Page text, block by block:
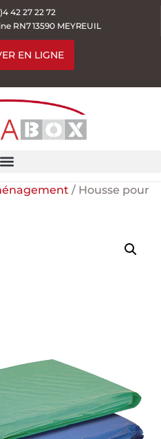
42 27 22 72
RN7 13590 MEYREUIL
EN LIGNE
/ Housse pour